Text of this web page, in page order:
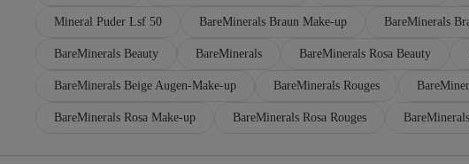
Mineral Puder Lsf 50 BareMinerals Braun Make-up BareMinerals
BareMinerals Beauty BareMinerals BareMinerals Rosa Beauty
BareMinerals Beige Augen-Make-up BareMinerals Rouges
BareMinerals Rosa Make-up BareMinerals Rosa Rouges